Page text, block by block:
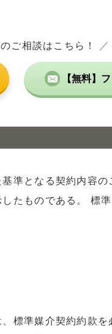
ご相談はこちら！ ／
【無料】
準となる契約内容の
たものである。 標
標準媒介契約約款